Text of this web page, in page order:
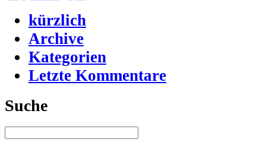
kürzlich
Archive
Kategorien
Letzte Kommentare
Suche